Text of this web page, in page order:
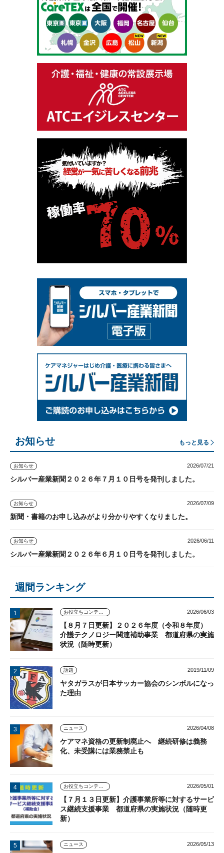
お知らせ もっと見る
お知らせ 2026/07/21
シルバー産業新聞２０２６年７月１０日号を発刊しました。
お知らせ 2026/07/09
新聞・書籍のお申し込みがより分かりやすくなりました。
お知らせ 2026/06/11
シルバー産業新聞２０２６年６月１０日号を発刊しました。
週間ランキング
お役立ちコンテンツ 2026/06/03
【８月７日更新】２０２６年度（令和８年度）
介護テクノロジー関連補助事業 都道府県の実施
状況（随時更新）
話題 2019/11/09
ヤタガラスが日本サッカー協会のシンボルになっ
た理由
ニュース 2026/04/08
ケアマネ資格の更新制廃止へ 継続研修は義務
化、未受講には業務禁止も
お役立ちコンテンツ 2026/05/01
【７月１３日更新】介護事業所等に対するサービ
ス継続支援事業 都道府県の実施状況（随時更
新）
ニュース 2026/05/13